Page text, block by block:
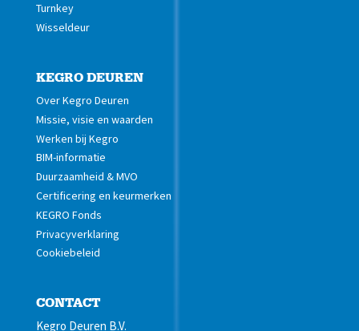
Turnkey
Wisseldeur
KEGRO DEUREN
Over Kegro Deuren
Missie, visie en waarden
Werken bij Kegro
BIM-informatie
Duurzaamheid & MVO
Certificering en keurmerken
KEGRO Fonds
Privacyverklaring
Cookiebeleid
CONTACT
Kegro Deuren B.V.